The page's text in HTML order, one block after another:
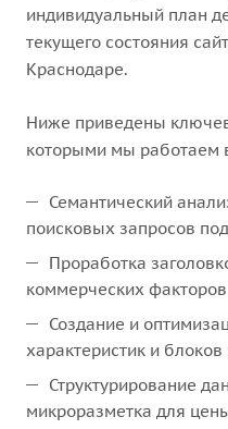
индивидуальный план
текущего состояния
Краснодаре.
Ниже приведены
которыми мы работаем
Семантический
поисковых запросов
Проработка
коммерческих
Создание и
характеристик и
Структурирование
микроразметка для